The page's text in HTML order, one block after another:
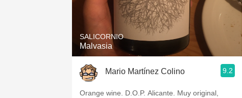
SALICORNIO
Malvasia
Mario Martínez Colino 9.2
Orange wine. D.O.P. Alicante. Muy original,